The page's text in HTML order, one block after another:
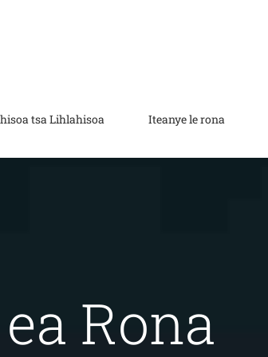
tsa Lihlahisoa Iteanye le rona
Rona